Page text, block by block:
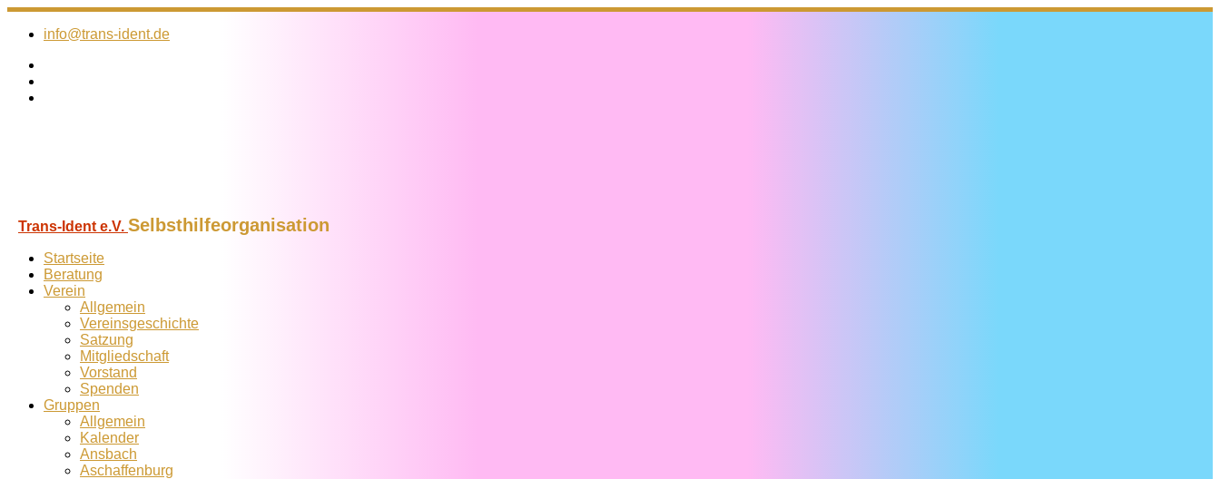
Zum
Inhalt
info@trans-ident.de
Trans-Ident e.V. Selbsthilfeorganisation
Startseite
Beratung
Verein
Allgemein
Vereins­geschichte
Satzung
Mitglied­schaft
Vorstand
Spenden
Gruppen
Allgemein
Kalender
Ansbach
Aschaffenburg